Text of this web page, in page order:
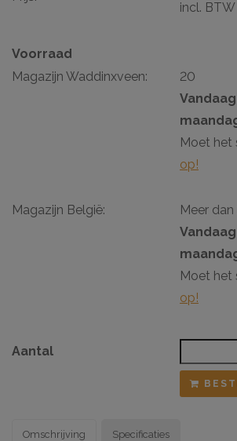
incl. BTW
Voorraad
Magazijn Waddinxveen:
20
Moet het
op!
Magazijn België:
Meer
Moet het
op!
Aantal
Omschrijving Specificaties